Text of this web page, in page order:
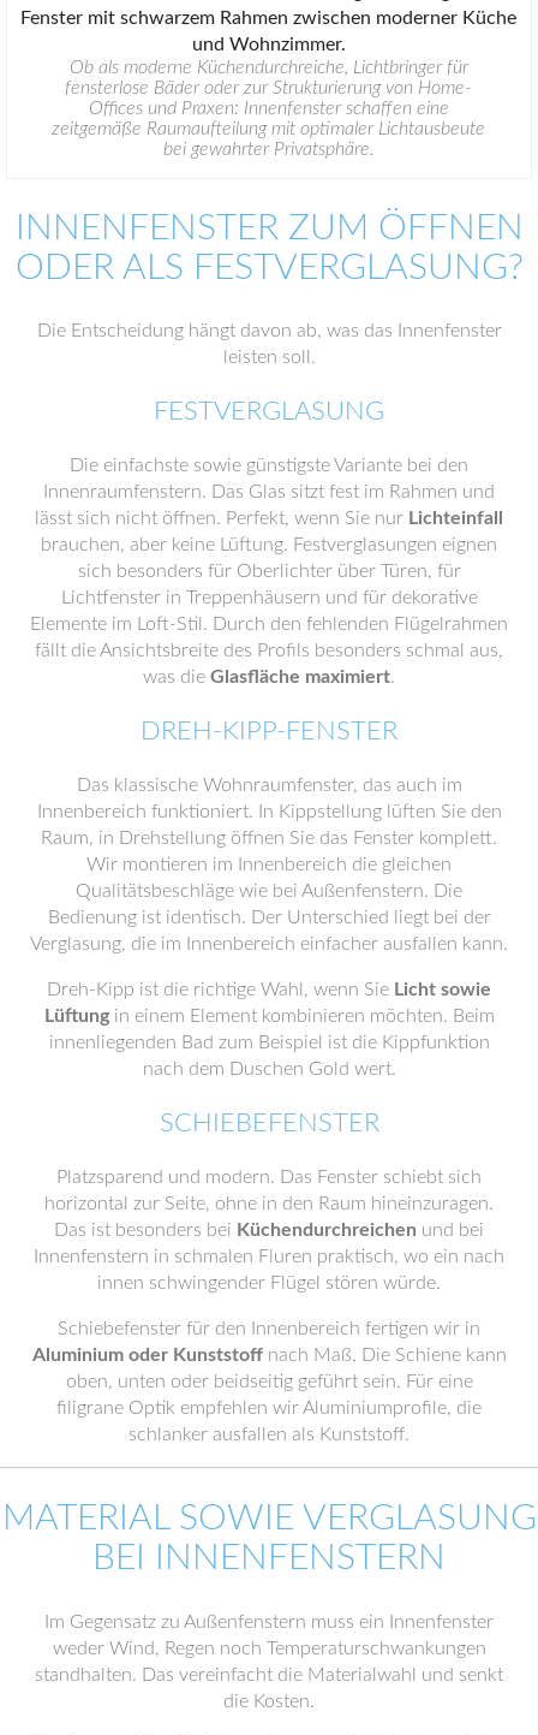
Ob als moderne Küchendurchreiche, Lichtbringer für
fensterlose Bäder oder zur Strukturierung von Home-
Offices und Praxen: Innenfenster schaffen eine
zeitgemäße Raumaufteilung mit optimaler Lichtausbeute
bei gewahrter Privatsphäre.
INNENFENSTER ZUM ÖFFNEN
ODER ALS FESTVERGLASUNG?
Die Entscheidung hängt davon ab, was das Innenfenster
leisten soll.
FESTVERGLASUNG
Die einfachste sowie günstigste Variante bei den
Innenraumfenstern. Das Glas sitzt fest im Rahmen und
lässt sich nicht öffnen. Perfekt, wenn Sie nur Lichteinfall
brauchen, aber keine Lüftung. Festverglasungen eignen
sich besonders für Oberlichter über Türen, für
Lichtfenster in Treppenhäusern und für dekorative
Elemente im Loft-Stil. Durch den fehlenden Flügelrahmen
fällt die Ansichtsbreite des Profils besonders schmal aus,
was die Glasfläche maximiert.
DREH-KIPP-FENSTER
Das klassische Wohnraumfenster, das auch im
Innenbereich funktioniert. In Kippstellung lüften Sie den
Raum, in Drehstellung öffnen Sie das Fenster komplett.
Wir montieren im Innenbereich die gleichen
Qualitätsbeschläge wie bei Außenfenstern. Die
Bedienung ist identisch. Der Unterschied liegt bei der
Verglasung, die im Innenbereich einfacher ausfallen kann.
Dreh-Kipp ist die richtige Wahl, wenn Sie Licht sowie
Lüftungin einem Element kombinieren möchten. Beim
innenliegenden Bad zum Beispiel ist die Kippfunktion
nach dem Duschen Gold wert.
SCHIEBEFENSTER
Platzsparend und modern. Das Fenster schiebt sich
horizontal zur Seite, ohne in den Raum hineinzuragen.
Das ist besonders bei Küchendurchreichen und bei
Innenfenstern in schmalen Fluren praktisch, wo ein nach
innen schwingender Flügel stören würde.
Schiebefenster für den Innenbereich fertigen wir in
Aluminium oder Kunststoffnach Maß. Die Schiene kann
oben, unten oder beidseitig geführt sein. Für eine
filigrane Optik empfehlen wir Aluminiumprofile, die
schlanker ausfallen als Kunststoff.
MATERIAL SOWIE VERGLASUNG
BEI INNENFENSTERN
Im Gegensatz zu Außenfenstern muss ein Innenfenster
weder Wind, Regen noch Temperaturschwankungen
standhalten. Das vereinfacht die Materialwahl und senkt
die Kosten.